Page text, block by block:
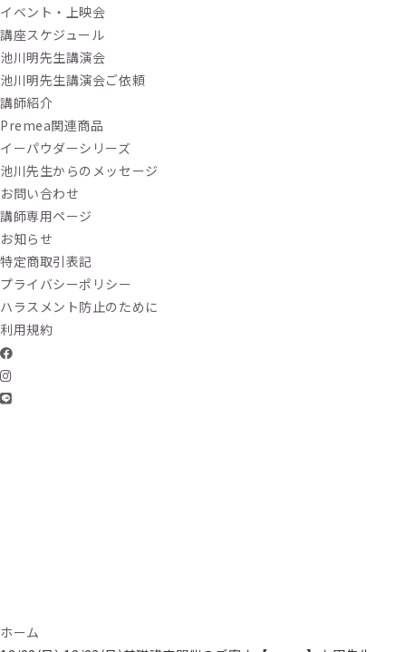
イベント・上映会
講座スケジュール
池川明先生講演会
池川明先生講演会ご依頼
講師紹介
Premea関連商品
イーパウダーシリーズ
池川先生からのメッセージ
お問い合わせ
講師専用ページ
お知らせ
特定商取引表記
プライバシーポリシー
ハラスメント防止のために
利用規約
ホーム